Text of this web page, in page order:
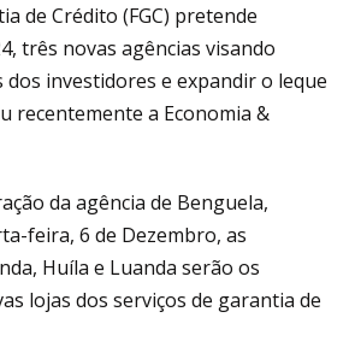
de Crédito (FGC) pretende
três novas agências visando
investidores e expandir o leque
recentemente a Economia &
da agência de Benguela,
feira, 6 de Dezembro, as
Huíla e Luanda serão os
lojas dos serviços de garantia de